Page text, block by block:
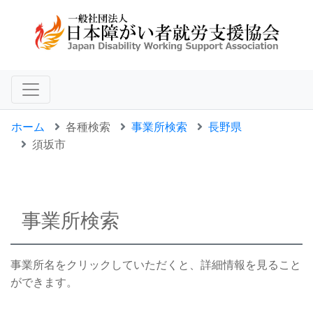
ホーム 各種検索 事業所検索
長野県
須坂市
事業所検索
事業所名をクリックしていただくと、詳細情報を見ること
ができます。